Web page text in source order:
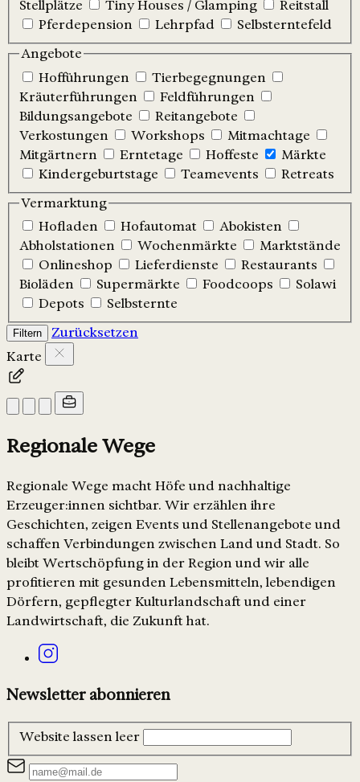
Stellplätze Tiny Houses / Glamping
Reitstall
Pferdepension
Lehrpfad
Selbsterntefeld
Angebote
Hofführungen
Tierbegegnungen
Kräuterführungen
Feldführungen
Bildungsangebote
Reitangebote
Verkostungen
Workshops
Mitmachtage
Mitgärtnern
Erntetage Hoffeste
Märkte
Kindergeburtstage
Teamevents
Retreats
Vermarktung
Hofladen
Hofautomat
Abokisten
Abholstationen
Wochenmärkte
Marktstände
Onlineshop
Lieferdienste
Restaurants
Bioläden
Supermärkte Foodcoops
Solawi
Depots
Selbsternte
Filtern
Zurücksetzen
Karte
Regionale Wege
Regionale Wege macht Höfe und nachhaltige
Erzeuger:innen sichtbar. Wir erzählen ihre
Geschichten, zeigen Events und Stellenangebote und
schaffen Verbindungen zwischen Land und Stadt. So
bleibt Wertschöpfung in der Region und wir alle
profitieren mit gesunden Lebensmitteln, lebendigen
Dörfern, gepflegter Kulturlandschaft und einer
Landwirtschaft, die Zukunft hat.
Newsletter abonnieren
Website lassen leer